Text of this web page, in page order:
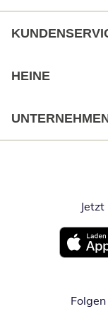
HEINE
Öffnet in